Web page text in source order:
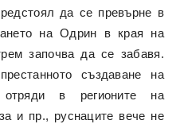
да се превърне в
на Одрин в края на
започва да се забавя.
създаване на
отряди в регионите на
и пр., руснаците вече не